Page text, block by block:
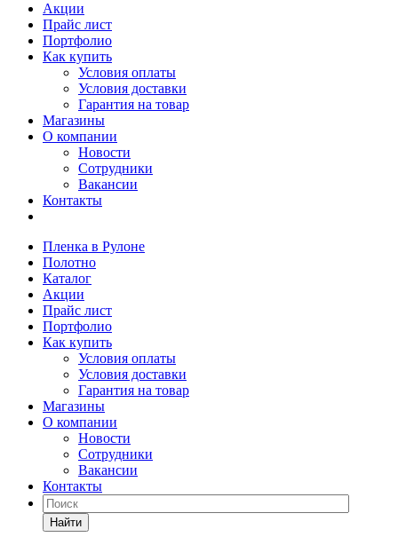
Акции
Прайс лист
Портфолио
Как купить
Условия оплаты
Условия доставки
Гарантия на товар
Магазины
О компании
Новости
Сотрудники
Вакансии
Контакты
Пленка в Рулоне
Полотно
Каталог
Акции
Прайс лист
Портфолио
Как купить
Условия оплаты
Условия доставки
Гарантия на товар
Магазины
О компании
Новости
Сотрудники
Вакансии
Контакты
Найти